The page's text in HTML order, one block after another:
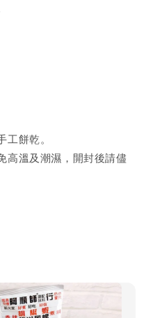
餅乾。
高溫及潮濕，開封後請儘